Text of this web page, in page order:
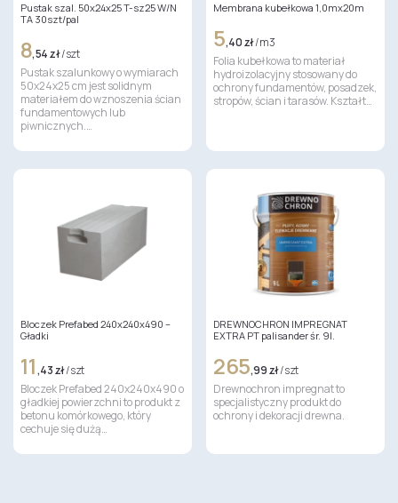
Pustak szal. 50x24x25 T-sz25 W/N
TA 30szt/pal
8,54 zł/ szt
Pustak szalunkowy o wymiarach
50x24x25 cm jest solidnym
materiałem do wznoszenia ścian
fundamentowych lub
piwnicznych.…
Membrana kubełkowa 1,0mx20m
5,40 zł/ m3
Folia kubełkowa to materiał
hydroizolacyjny stosowany do
ochrony fundamentów, posadzek,
stropów, ścian i tarasów. Kształt…
Bloczek Prefabed 240x240x490 –
Gładki
11,43 zł/ szt
Bloczek Prefabed 240x240x490 o
gładkiej powierzchni to produkt z
betonu komórkowego, który
cechuje się dużą…
DREWNOCHRON IMPREGNAT
EXTRA PT palisander śr. 9l.
265,99 zł/ szt
Drewnochron impregnat to
specjalistyczny produkt do
ochrony i dekoracji drewna.